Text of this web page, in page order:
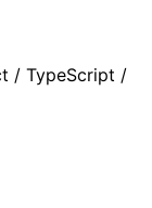
/ TypeScript /